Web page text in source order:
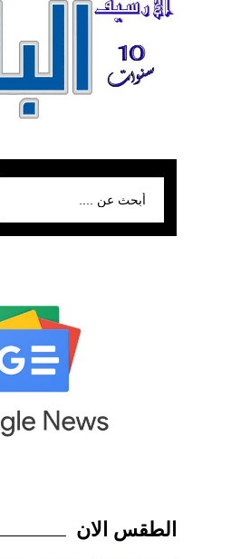
الطقس الان